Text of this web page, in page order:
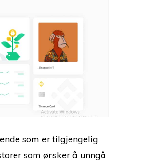
som er tilgjengelig
som ønsker å unngå